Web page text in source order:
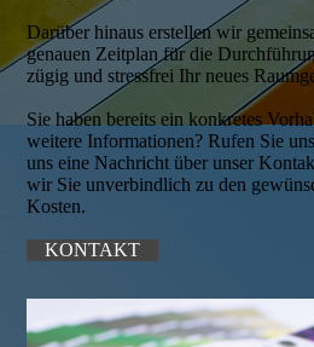
Darüber hinaus erstellen wir
genauen Zeitplan für die
zügig und stressfrei Ihr neues
Sie haben bereits ein konkretes
weitere In­for­ma­tionen? Rufen Sie
uns eine Nachricht über unser
wir Sie unverbindlich zu den
Kosten.
KONTAKT